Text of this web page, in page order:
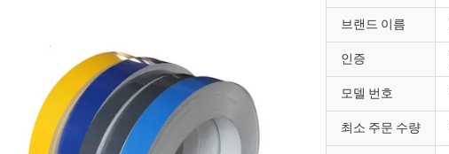
브랜드 이름
인증
모델 번호
최소 주문 수량